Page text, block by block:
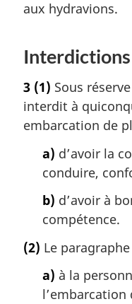
aux hydravions.
Interdictions
3 (1) Sous
interdit à
embarcation de
a) d’avoir la
conduire,
b) d’avoir à
compétence.
(2) Le
a) à la
l’embarcation